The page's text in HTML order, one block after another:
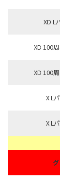
XD L
XD 100
XD 100
X L
X L